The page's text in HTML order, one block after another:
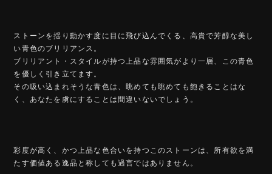
ストーンを揺り動かす度に目に飛び込んでくる、高貴で芳醇な美し
い青色のブリリアンス。
ブリリアント・スタイルが持つ上品な雰囲気がより一層、この青色
を優しく引き立てます。
その吸い込まれそうな青色は、眺めても眺めても飽きることはな
く、あなたを虜にすることは間違いないでしょう。
彩度が高く、かつ上品な色合いを持つこのストーンは、所有欲を満
たす価値ある逸品と称しても過言ではありません。